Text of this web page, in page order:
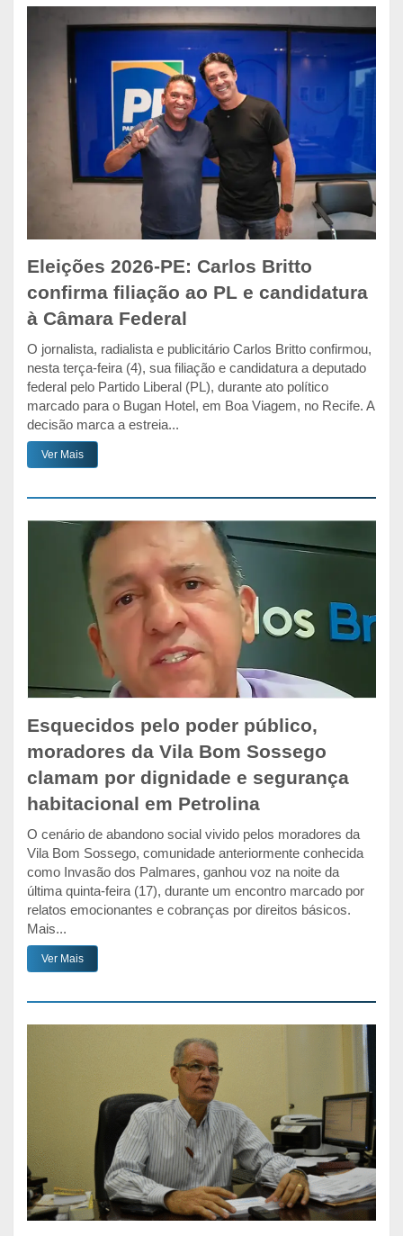
Eleições 2026-PE: Carlos Britto
confirma filiação ao PL e candidatura
à Câmara Federal
O jornalista, radialista e publicitário Carlos Britto confirmou,
nesta terça-feira (4), sua filiação e candidatura a deputado
federal pelo Partido Liberal (PL), durante ato político
marcado para o Bugan Hotel, em Boa Viagem, no Recife. A
decisão marca a estreia...
Ver Mais
Esquecidos pelo poder público,
moradores da Vila Bom Sossego
clamam por dignidade e segurança
habitacional em Petrolina
O cenário de abandono social vivido pelos moradores da
Vila Bom Sossego, comunidade anteriormente conhecida
como Invasão dos Palmares, ganhou voz na noite da
última quinta-feira (17), durante um encontro marcado por
relatos emocionantes e cobranças por direitos básicos.
Mais...
Ver Mais